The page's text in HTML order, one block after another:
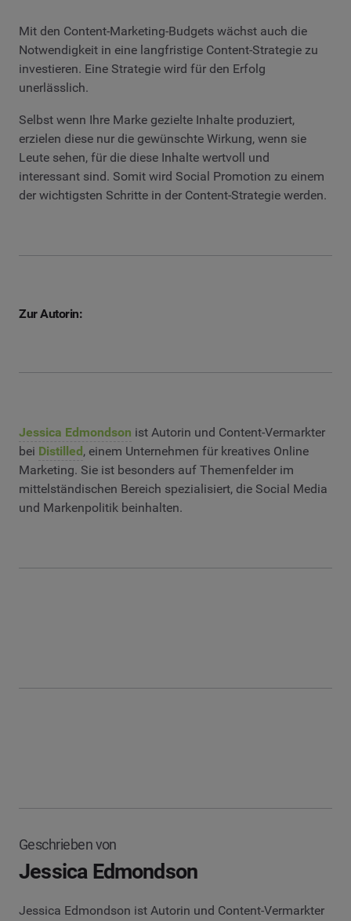
Mit den Content-Marketing-Budgets wächst auch die
Notwendigkeit in eine langfristige Content-Strategie zu
investieren. Eine Strategie wird für den Erfolg
unerlässlich.
Selbst wenn Ihre Marke gezielte Inhalte produziert,
erzielen diese nur die gewünschte Wirkung, wenn sie
Leute sehen, für die diese Inhalte wertvoll und
interessant sind. Somit wird Social Promotion zu einem
der wichtigsten Schritte in der Content-Strategie werden.
Zur Autorin:
Jessica Edmondson ist Autorin und Content-Vermarkter
bei Distilled , einem Unternehmen für kreatives Online
Marketing. Sie ist besonders auf Themenfelder im
mittelständischen Bereich spezialisiert, die Social Media
und Markenpolitik beinhalten.
Geschrieben von
Jessica Edmondson
Jessica Edmondson ist Autorin und Content-Vermarkter